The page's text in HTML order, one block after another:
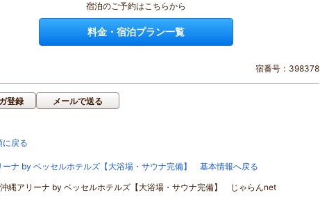
宿泊のご予約はこちらから
料金・宿泊プラン一覧
宿番号：398378
登録 メールで送る
に戻る
ーナ by ベッセルホテルズ【大浴場・サウナ完備】 基本情報へ戻る
縄アリーナ by ベッセルホテルズ【大浴場・サウナ完備】 じゃらんnet